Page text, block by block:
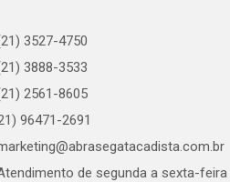
3527-4750
3888-3533
2561-8605
96471-2691
de segunda a sexta-feira